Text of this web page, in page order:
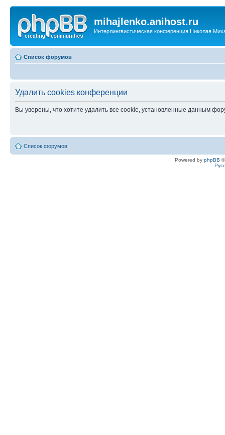
mihajlenko.anihost.ru
Интерлингвистическая конференция Николая
Список форумов
Удалить cookies конференции
Вы уверены, что хотите удалить все cookie, установленные данным
Список форумов
Powered by phpBB